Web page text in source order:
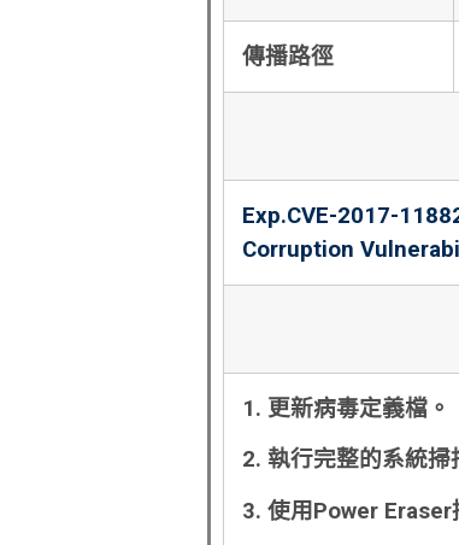
傳播路徑
Exp.CVE-2017-
Corruption
1. 更新病毒定義檔。
2. 執行完整的系統掃
3. 使用Power Eraser